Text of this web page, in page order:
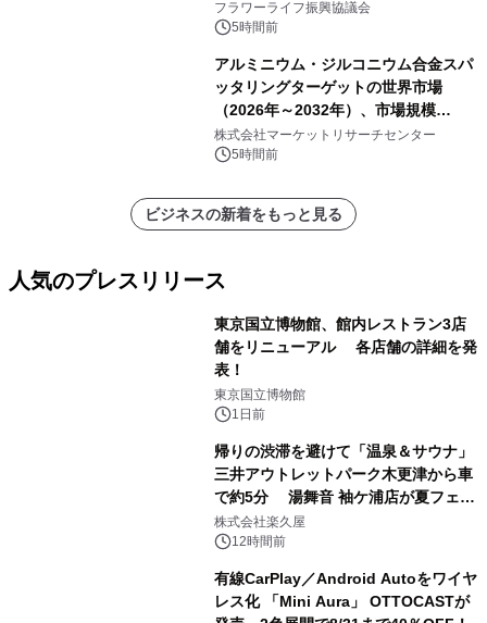
フラワーライフ振興協議会
5時間前
アルミニウム・ジルコニウム合金スパ
ッタリングターゲットの世界市場
（2026年～2032年）、市場規模
（0.995、0.999、その他）・分析レポ
ートを発表
株式会社マーケットリサーチセンター
5時間前
ビジネスの新着をもっと見る
人気のプレスリリース
東京国立博物館、館内レストラン3店
舗をリニューアル 各店舗の詳細を発
表！
東京国立博物館
1日前
帰りの渋滞を避けて「温泉＆サウナ」
三井アウトレットパーク木更津から車
で約5分 湯舞音 袖ケ浦店が夏フェア
メニューを提供
株式会社楽久屋
12時間前
有線CarPlay／Android Autoをワイヤ
レス化 「Mini Aura」 OTTOCASTが